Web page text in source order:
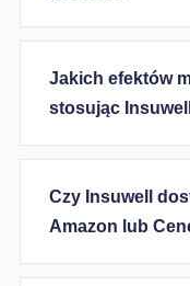
Jakich efektów
stosując
Czy Insuwell
Amazon lub